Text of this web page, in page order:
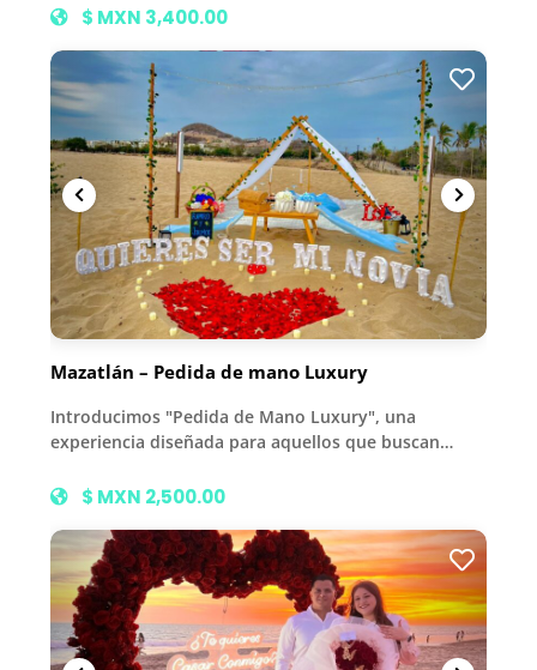
$ MXN 3,400.00
Mazatlán – Pedida de mano Luxury
Introducimos "Pedida de Mano Luxury", una
experiencia diseñada para aquellos que buscan…
$ MXN 2,500.00